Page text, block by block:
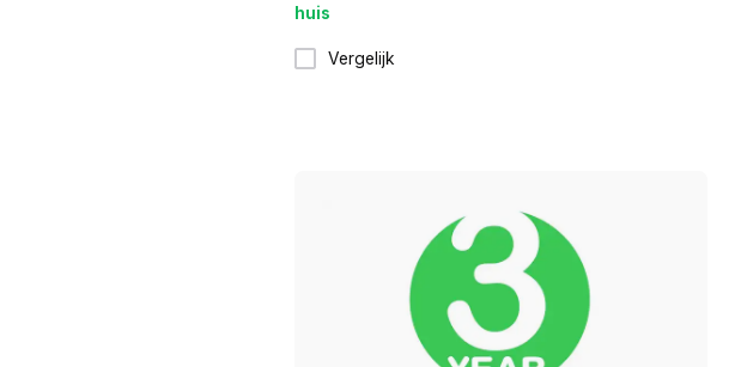
huis
Vergelijk